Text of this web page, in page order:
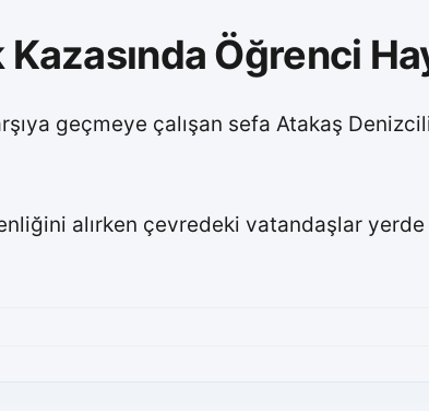
Öğrenci
geçmeye çalışan sefa Atakaş
alırken çevredeki vatandaşlar